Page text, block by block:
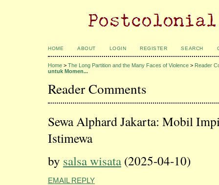
HOME ABOUT LOGIN REGISTER SEARCH
Home > The Long Partition and the Many Faces of Violence > Reader
untuk Momen...
Reader Comments
Sewa Alphard Jakarta: Mobil
Istimewa
by salsa wisata (2025-04-10)
EMAIL REPLY